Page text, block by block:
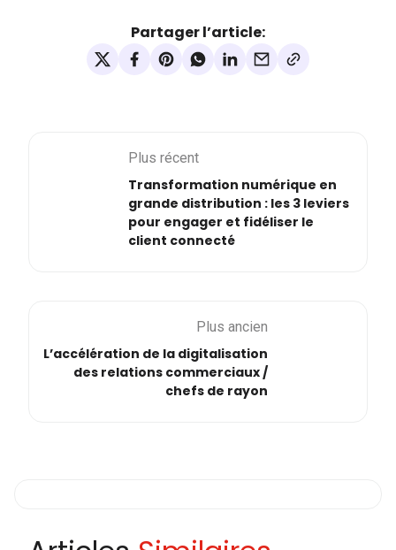
Partager l’article:
Plus récent
Transformation numérique en
grande distribution : les 3 leviers
pour engager et fidéliser le
client connecté
Plus ancien
L’accélération de la digitalisation
des relations commerciaux /
chefs de rayon